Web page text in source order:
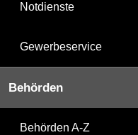
Notdienste
Gewerbeservice
Behörden
Behörden A-Z